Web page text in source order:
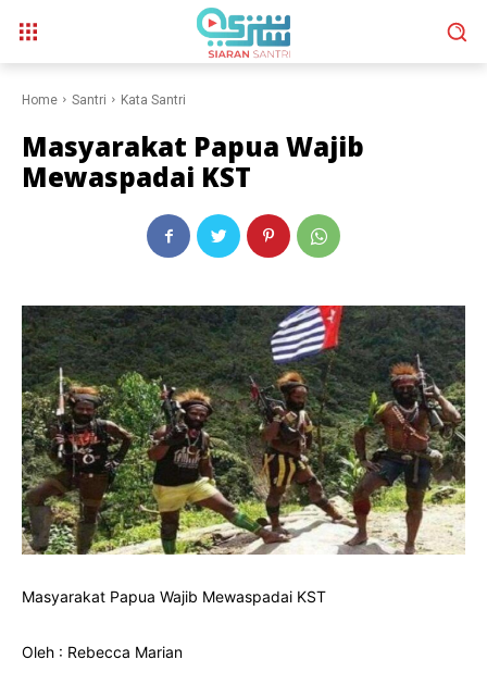
Home Santri Kata Santri
Masyarakat Papua Wajib
Mewaspadai KST
Masyarakat Papua Wajib Mewaspadai KST
Oleh : Rebecca Marian